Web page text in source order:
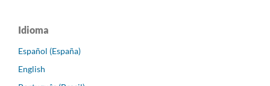
Idioma
Español (España)
English